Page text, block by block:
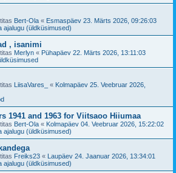
Bert-Ola « Esmaspäev 23. Märts 2026, 09:26:03
ajalugu (üldküsimused)
, isanimi
Merlyn « Pühapäev 22. Märts 2026, 13:11:03
LiisaVares_ « Kolmapäev 25. Veebruar 2026,
1941 and 1963 for Viitsaoo Hiiumaa
Bert-Ola « Kolmapäev 04. Veebruar 2026, 15:22:02
ajalugu (üldküsimused)
Freiks23 « Laupäev 24. Jaanuar 2026, 13:34:01
ajalugu (üldküsimused)